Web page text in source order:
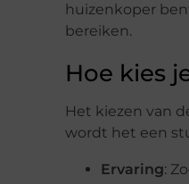
huizenkoper
bereiken.
Hoe kies
Het kiezen van
wordt het een
Ervaring: